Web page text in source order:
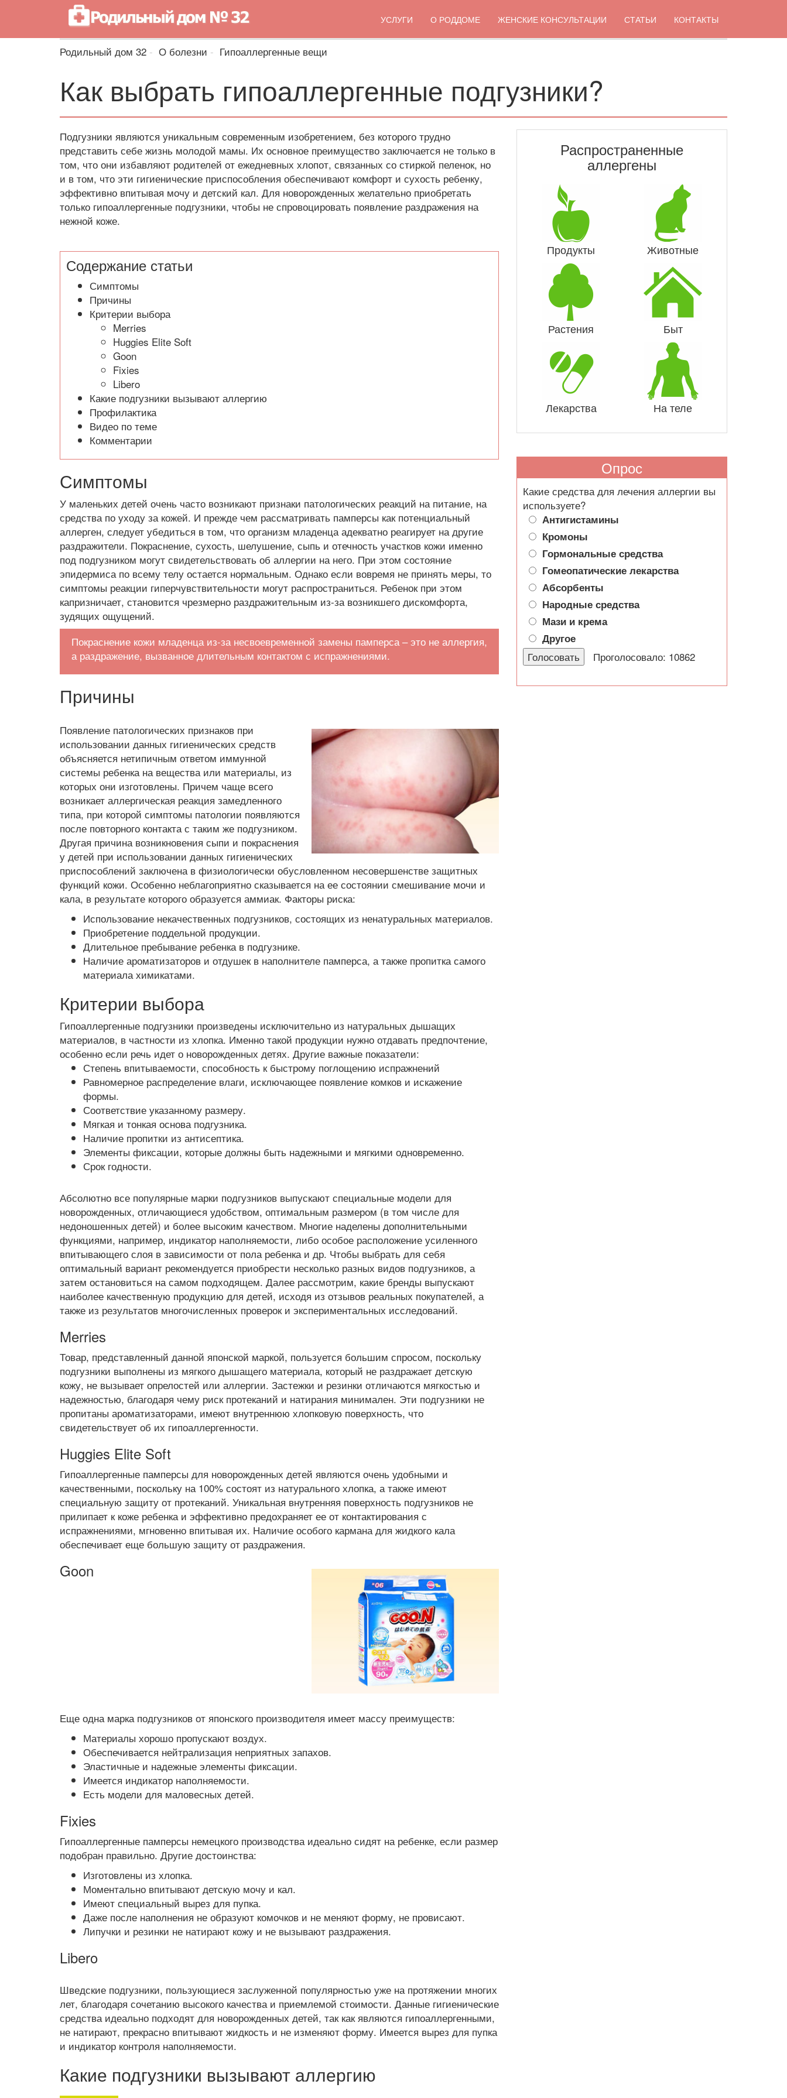
УСЛУГИ О РОДДОМЕ ЖЕНСКИЕ КОНСУЛЬТАЦИИ СТАТЬИ КОНТАКТЫ
Родильный дом 32 О болезни Гипоаллергенные вещи
Как выбрать гипоаллергенные подгузники?
Подгузники являются уникальным современным изобретением, без которого трудно
представить себе жизнь молодой мамы. Их основное преимущество заключается не только в
том, что они избавляют родителей от ежедневных хлопот, связанных со стиркой пеленок, но
и в том, что эти гигиенические приспособления обеспечивают комфорт и сухость ребенку,
эффективно впитывая мочу и детский кал. Для новорожденных желательно приобретать
только гипоаллергенные подгузники, чтобы не спровоцировать появление раздражения на
нежной коже.
Содержание статьи
Симптомы
Причины
Критерии выбора
Merries
Huggies Elite Soft
Goon
Fixies
Libero
Какие подгузники вызывают аллергию
Профилактика
Видео по теме
Комментарии
Симптомы
У маленьких детей очень часто возникают признаки патологических реакций на питание, на
средства по уходу за кожей. И прежде чем рассматривать памперсы как потенциальный
аллерген, следует убедиться в том, что организм младенца адекватно реагирует на другие
раздражители. Покраснение, сухость, шелушение, сыпь и отечность участков кожи именно
под подгузником могут свидетельствовать об аллергии на него. При этом состояние
эпидермиса по всему телу остается нормальным. Однако если вовремя не принять меры, то
симптомы реакции гиперчувствительности могут распространиться. Ребенок при этом
капризничает, становится чрезмерно раздражительным из-за возникшего дискомфорта,
зудящих ощущений.
Покраснение кожи младенца из-за несвоевременной замены памперса – это не аллергия,
а раздражение, вызванное длительным контактом с испражнениями.
Причины
Появление патологических признаков при
использовании данных гигиенических средств
объясняется нетипичным ответом иммунной
системы ребенка на вещества или материалы, из
которых они изготовлены. Причем чаще всего
возникает аллергическая реакция замедленного
типа, при которой симптомы патологии появляются
после повторного контакта с таким же подгузником.
Другая причина возникновения сыпи и покраснения
у детей при использовании данных гигиенических
приспособлений заключена в физиологически обусловленном несовершенстве защитных
функций кожи. Особенно неблагоприятно сказывается на ее состоянии смешивание мочи и
кала, в результате которого образуется аммиак. Факторы риска:
Использование некачественных подгузников, состоящих из ненатуральных материалов.
Приобретение поддельной продукции.
Длительное пребывание ребенка в подгузнике.
Наличие ароматизаторов и отдушек в наполнителе памперса, а также пропитка самого
материала химикатами.
Критерии выбора
Гипоаллергенные подгузники произведены исключительно из натуральных дышащих
материалов, в частности из хлопка. Именно такой продукции нужно отдавать предпочтение,
особенно если речь идет о новорожденных детях. Другие важные показатели:
Степень впитываемости, способность к быстрому поглощению испражнений
Равномерное распределение влаги, исключающее появление комков и искажение
формы.
Соответствие указанному размеру.
Мягкая и тонкая основа подгузника.
Наличие пропитки из антисептика.
Элементы фиксации, которые должны быть надежными и мягкими одновременно.
Срок годности.
Абсолютно все популярные марки подгузников выпускают специальные модели для
новорожденных, отличающиеся удобством, оптимальным размером (в том числе для
недоношенных детей) и более высоким качеством. Многие наделены дополнительными
функциями, например, индикатор наполняемости, либо особое расположение усиленного
впитывающего слоя в зависимости от пола ребенка и др. Чтобы выбрать для себя
оптимальный вариант рекомендуется приобрести несколько разных видов подгузников, а
затем остановиться на самом подходящем. Далее рассмотрим, какие бренды выпускают
наиболее качественную продукцию для детей, исходя из отзывов реальных покупателей, а
также из результатов многочисленных проверок и экспериментальных исследований.
Merries
Товар, представленный данной японской маркой, пользуется большим спросом, поскольку
подгузники выполнены из мягкого дышащего материала, который не раздражает детскую
кожу, не вызывает опрелостей или аллергии. Застежки и резинки отличаются мягкостью и
надежностью, благодаря чему риск протеканий и натирания минимален. Эти подгузники не
пропитаны ароматизаторами, имеют внутреннюю хлопковую поверхность, что
свидетельствует об их гипоаллергенности.
Huggies Elite Soft
Гипоаллергенные памперсы для новорожденных детей являются очень удобными и
качественными, поскольку на 100% состоят из натурального хлопка, а также имеют
специальную защиту от протеканий. Уникальная внутренняя поверхность подгузников не
прилипает к коже ребенка и эффективно предохраняет ее от контактирования с
испражнениями, мгновенно впитывая их. Наличие особого кармана для жидкого кала
обеспечивает еще большую защиту от раздражения.
Goon
Еще одна марка подгузников от японского производителя имеет массу преимуществ:
Материалы хорошо пропускают воздух.
Обеспечивается нейтрализация неприятных запахов.
Эластичные и надежные элементы фиксации.
Имеется индикатор наполняемости.
Есть модели для маловесных детей.
Fixies
Гипоаллергенные памперсы немецкого производства идеально сидят на ребенке, если размер
подобран правильно. Другие достоинства:
Изготовлены из хлопка.
Моментально впитывают детскую мочу и кал.
Имеют специальный вырез для пупка.
Даже после наполнения не образуют комочков и не меняют форму, не провисают.
Липучки и резинки не натирают кожу и не вызывают раздражения.
Libero
Шведские подгузники, пользующиеся заслуженной популярностью уже на протяжении многих
лет, благодаря сочетанию высокого качества и приемлемой стоимости. Данные гигиенические
средства идеально подходят для новорожденных детей, так как являются гипоаллергенными,
не натирают, прекрасно впитывают жидкость и не изменяют форму. Имеется вырез для пупка
и индикатор контроля наполняемости.
Какие подгузники вызывают аллергию
Распространенные
аллергены
Продукты Животные
Растения Быт
Лекарства На теле
Опрос
Какие средства для лечения аллергии вы
используете?
Антигистамины
Кромоны
Гормональные средства
Гомеопатические лекарства
Абсорбенты
Народные средства
Мази и крема
Другое
Проголосовало: 10862